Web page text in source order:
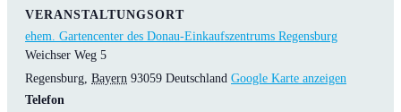
VERANSTALTUNGSORT
ehem. Gartencenter des Donau-Einkaufszentrums Regensburg
Weichser Weg 5
Regensburg Bayern 93059 Deutschland Google Karte anzeigen
Telefon